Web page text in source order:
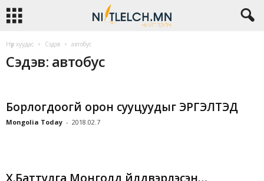
Нүүр хуудас Сэдэв автобус
Сэдэв: автобус
Борлогдоогүй орон сууцуудыг ЭРГЭЛТЭД
Mongolia Today - 2018.02.7